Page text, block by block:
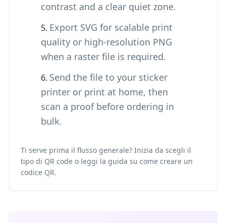
contrast and a clear quiet zone.
Export SVG for scalable print
quality or high-resolution PNG
when a raster file is required.
Send the file to your sticker
printer or print at home, then
scan a proof before ordering in
bulk.
Ti serve prima il flusso generale? Inizia da scegli il
tipo di QR code o leggi la guida su come creare un
codice QR.